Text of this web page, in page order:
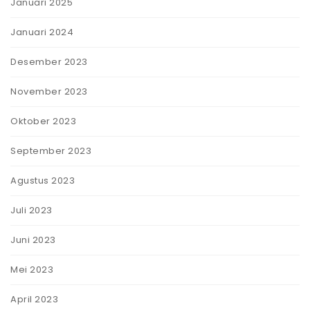
Januari 2025
Januari 2024
Desember 2023
November 2023
Oktober 2023
September 2023
Agustus 2023
Juli 2023
Juni 2023
Mei 2023
April 2023